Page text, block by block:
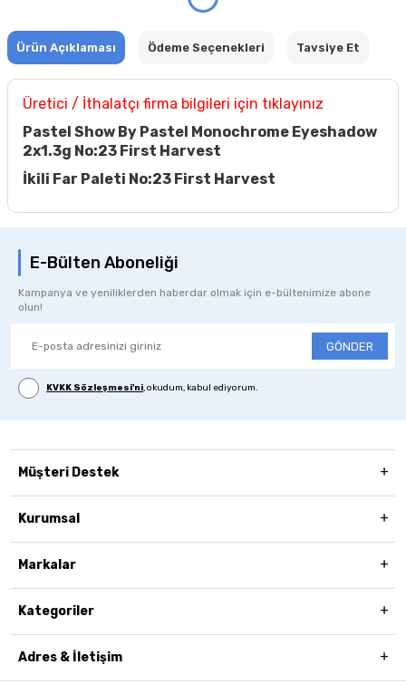
Ürün Açıklaması Ödeme Seçenekleri Tavsiye Et
Üretici / İthalatçı firma bilgileri için tıklayınız
Pastel Show By Pastel Monochrome Eyeshadow
2x1.3g No:23 First Harvest
İkili Far Paleti No:23 First Harvest
E-Bülten Aboneliği
Kampanya ve yeniliklerden haberdar olmak için e-bültenimize abone
olun!
GÖNDER
KVKK Sözleşmesi'ni, okudum, kabul ediyorum.
Müşteri Destek
Kurumsal
Markalar
Kategoriler
Adres & İletişim